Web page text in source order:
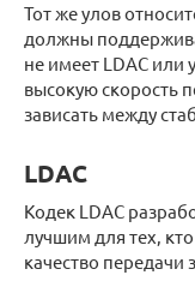
Тот же улов
должны
не имеет LDAC или
высокую скорость
зависать между
LDAC
Кодек LDAC
лучшим для тех,
качество передачи